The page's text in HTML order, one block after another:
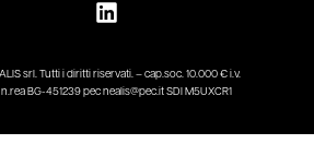
srl. Tutti i diritti riservati. – cap.soc. 10.000 € i.v.
BG-451239 pec nealis@pec.it SDI M5UXCR1